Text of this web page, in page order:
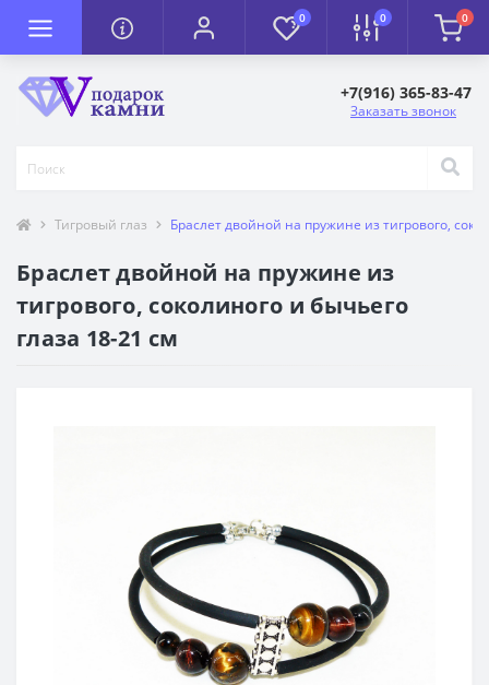
0 0 0
+7(916) 365-83-47
Заказать звонок
Тигровый глаз Браслет двойной на пружине из тигрового,
Браслет двойной на пружине из
тигрового, соколиного и бычьего
глаза 18-21 см